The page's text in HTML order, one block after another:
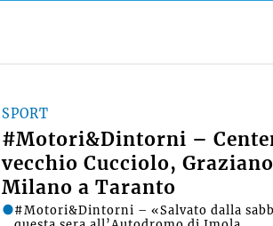
SPORT
#Motori&Dintorni –
vecchio Cucciolo,
Milano a Taranto
#Motori&Dintorni – «Salvato dalla